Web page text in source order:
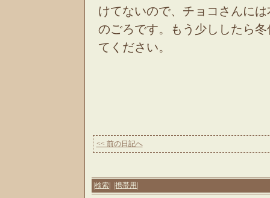
けてないので、チョコさんに
のごろです。もう少ししたら
てください。
<< 前の日記へ
|検索| |携帯用|